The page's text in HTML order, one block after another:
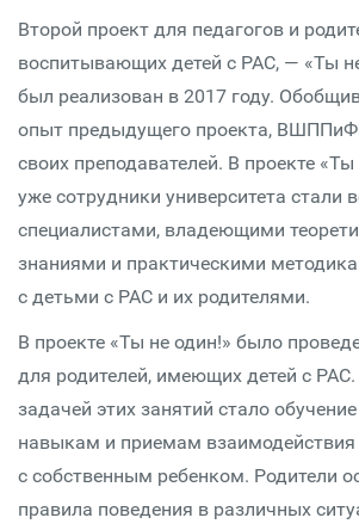
Второй проект для педагогов и
воспитывающих детей с РАС, — «Ты
был реализован в 2017 году.
опыт предыдущего проекта,
своих преподавателей. В проекте «Ты
уже сотрудники университета стали
специалистами, владеющими
знаниями и практическими
с детьми с РАС и их родителями.
В проекте «Ты не один!» было
для родителей, имеющих детей с
задачей этих занятий стало
навыкам и приемам взаимодействия
с собственным ребенком. Родители
правила поведения в различных